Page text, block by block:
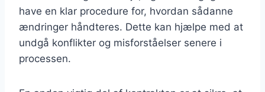
have en klar procedure for, hvordan sådanne
ændringer håndteres. Dette kan hjælpe med at
undgå konflikter og misforståelser senere i
processen.